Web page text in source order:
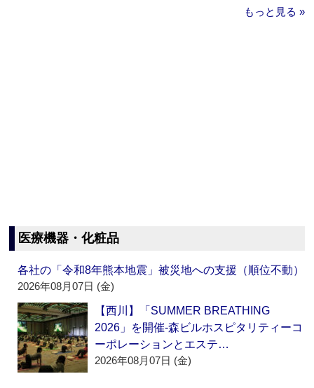
もっと見る »
医療機器・化粧品
各社の「令和8年熊本地震」被災地への支援（順位不動）
2026年08月07日 (金)
【西川】「SUMMER BREATHING
2026」を開催‐森ビルホスピタリティーコ
ーポレーションとエステ…
2026年08月07日 (金)